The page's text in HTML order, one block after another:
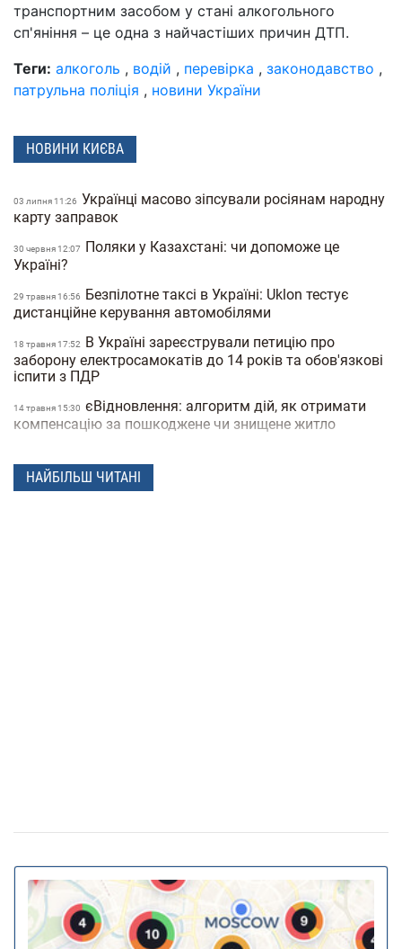
транспортним засобом у стані алкогольного
сп'яніння – це одна з найчастіших причин ДТП.
Теги: алкоголь , водій , перевірка , законодавство ,
патрульна поліція , новини України
НОВИНИ КИЄВА
03 липня 11:26 Українці масово зіпсували росіянам народну
карту заправок
30 червня 12:07
Поляки у Казахстані: чи допоможе це
Україні?
29 травня 16:56
Безпілотне таксі в Україні: Uklon тестує
дистанційне керування автомобілями
18 травня 17:52
В Україні зареєстрували петицію про
заборону електросамокатів до 14 років та обов'язкові
іспити з ПДР
14 травня 15:30 єВідновлення: алгоритм дій, як отримати
компенсацію за пошкоджене чи знищене житло
електросамокати на тротуарах: де і як вони зможуть
їздити
що буде з погодою завтра
18 серпня 16:36 Штрафи до 3400 грн: Кабмін пропонує
посилити покарання за порушення комендантської
години
10 липня 16:23 За тварин в авто штрафуватимуть та
НАЙБІЛЬШ ЧИТАНІ